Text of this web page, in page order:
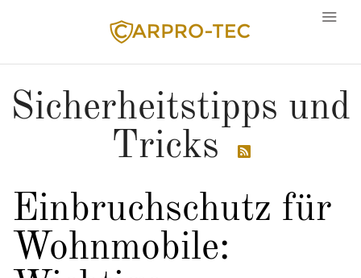
Sicherheitstipps und
Tricks

Einbruchschutz für
Wohnmobile: